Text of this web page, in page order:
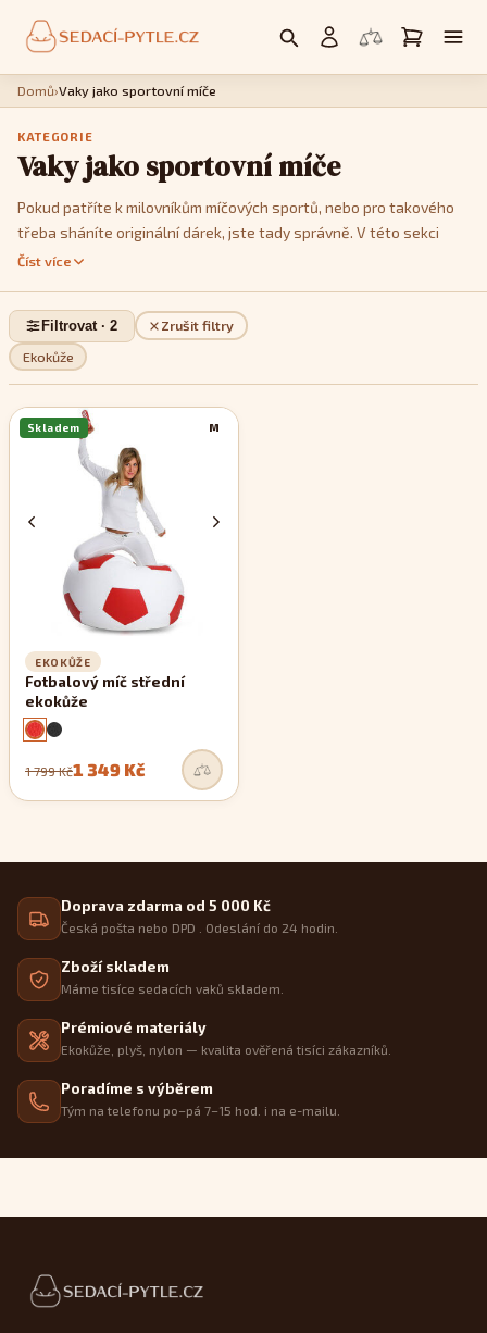
Domů›Vaky jako sportovní míče
KATEGORIE
Vaky jako sportovní míče
Pokud patříte k milovníkům míčových sportů, nebo pro takového
třeba sháníte originální dárek, jste tady správně. V této sekci
vám nabízíme sedací pytle designem imitující různé druhy míčů:
z více barevných variant abyste, co nejpřesněji vyhověli vkusu
jejich uživatele a vhodně sladili nový doplněk s ostatním
vybavením interiéru. Sedací vaky ve tvaru míče spolehlivě okouzlí
každého sportovního nadšence a poskytnou perfektní, stylové
místo pro odpočinek po sportovním výkonu nebo sledování
sportovních přenosů.
Číst více
Ekokůže
Zrušit filtry
Filtrovat · 2
M
Skladem
EKOKŮŽE
Fotbalový míč střední
ekokůže
1 799 Kč1 349 Kč
Doprava zdarma od 5 000 Kč
Česká pošta nebo DPD . Odeslání do 24 hodin.
Zboží skladem
Máme tisíce sedacích vaků skladem.
Prémiové materiály
Ekokůže, plyš, nylon — kvalita ověřená tisíci zákazníků.
Poradíme s výběrem
Tým na telefonu po–pá 7–15 hod. i na e-mailu.
Patička webu